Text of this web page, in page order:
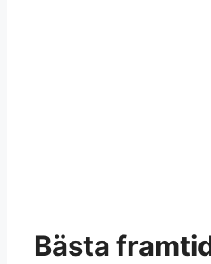
Bästa